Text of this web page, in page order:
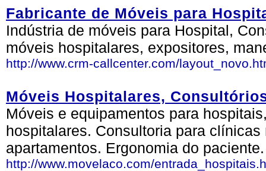
Fabricante de Móveis para
Indústria de móveis para Hospital,
móveis hospitalares, expositores,
http://www.crm-callcenter.com/
Móveis Hospitalares,
Móveis e equipamentos para
hospitalares. Consultoria para
apartamentos. Ergonomia do
http://www.movelaco.com/